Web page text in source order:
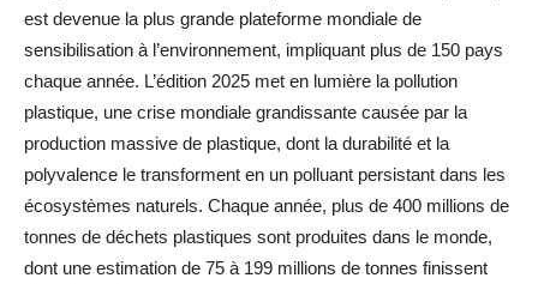
est devenue la plus grande plateforme mondiale de
sensibilisation à l’environnement, impliquant plus de 150 pays
chaque année. L’édition 2025 met en lumière la pollution
plastique, une crise mondiale grandissante causée par la
production massive de plastique, dont la durabilité et la
polyvalence le transforment en un polluant persistant dans les
écosystèmes naturels. Chaque année, plus de 400 millions de
tonnes de déchets plastiques sont produites dans le monde,
dont une estimation de 75 à 199 millions de tonnes finissent